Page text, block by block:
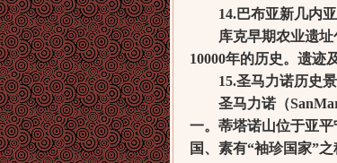
14.巴布亚新几内亚
库克早期农业遗址包
10000年的历史。遗迹
15.圣马力诺历史景
圣马力诺（
一。蒂塔诺山位于亚
国、素有“袖珍国家”